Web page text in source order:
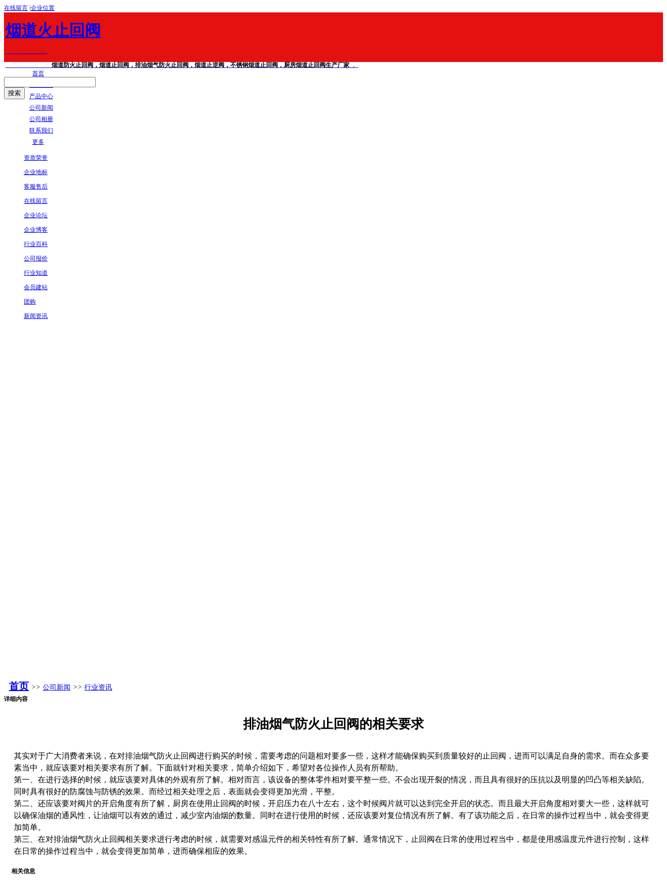
在线留言 企业位置
烟道火止回阀
烟道防火止回阀，烟道止回阀，排油烟气防火止回阀，烟道止逆阀，不锈钢烟道止回阀，厨房烟道止回阀生产厂家 ，
首页
产品中心
公司新闻
公司相册
联系我们
更多
资质荣誉
企业地标
客服售后
在线留言
企业论坛
企业博客
行业百科
公司报价
行业知道
会员建站
团购
新闻资讯
首页 >> 公司新闻 >> 行业资讯
详细内容
排油烟气防火止回阀的相关要求
其实对于广大消费者来说，在对排油烟气防火止回阀进行购买的时候，需要考虑的问题相对要多一些，这样才能确保购买到质量较好的止回阀，进而可以满足自身的需求。而在众多要
素当中，就应该要对相关要求有所了解。下面就针对相关要求，简单介绍如下，希望对各位操作人员有所帮助。
第一、在进行选择的时候，就应该要对具体的外观有所了解。相对而言，该设备的整体零件相对要平整一些。不会出现开裂的情况，而且具有很好的压抗以及明显的凹凸等相关缺陷。
同时具有很好的防腐蚀与防锈的效果。而经过相关处理之后，表面就会变得更加光滑，平整。
第二、还应该要对阀片的开启角度有所了解，厨房在使用止回阀的时候，开启压力在八十左右，这个时候阀片就可以达到完全开启的状态。而且最大开启角度相对要大一些，这样就可
以确保油烟的通风性，让油烟可以有效的通过，减少室内油烟的数量。同时在进行使用的时候，还应该要对复位情况有所了解。有了该功能之后，在日常的操作过程当中，就会变得更
加简单。
第三、在对排油烟气防火止回阀相关要求进行考虑的时候，就需要对感温元件的相关特性有所了解。通常情况下，止回阀在日常的使用过程当中，都是使用感温度元件进行控制，这样
在日常的操作过程当中，就会变得更加简单，进而确保相应的效果。
相关信息